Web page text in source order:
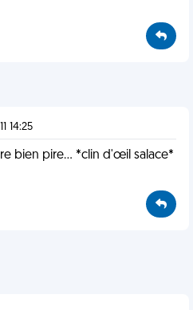
14:25
bien pire... *clin d'œil salace*